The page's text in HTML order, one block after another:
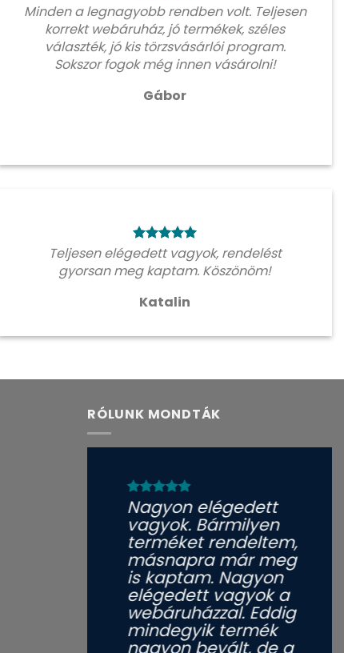
Minden a legnagyobb rendben volt. Teljesen
korrekt webáruház, jó termékek, széles
választék, jó kis törzsvásárlói program.
Sokszor fogok még innen vásárolni!
Gábor
Teljesen elégedett vagyok, rendelést
gyorsan meg kaptam. Köszönöm!
Katalin
RÓLUNK MONDTÁK
Nagyon elégedett
vagyok. Bármilyen
terméket rendeltem,
másnapra már meg
is kaptam. Nagyon
elégedett vagyok a
webáruházzal. Eddig
mindegyik termék
nagyon bevált, de a